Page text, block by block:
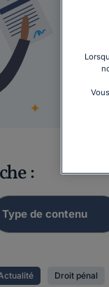
:
Droit pénal